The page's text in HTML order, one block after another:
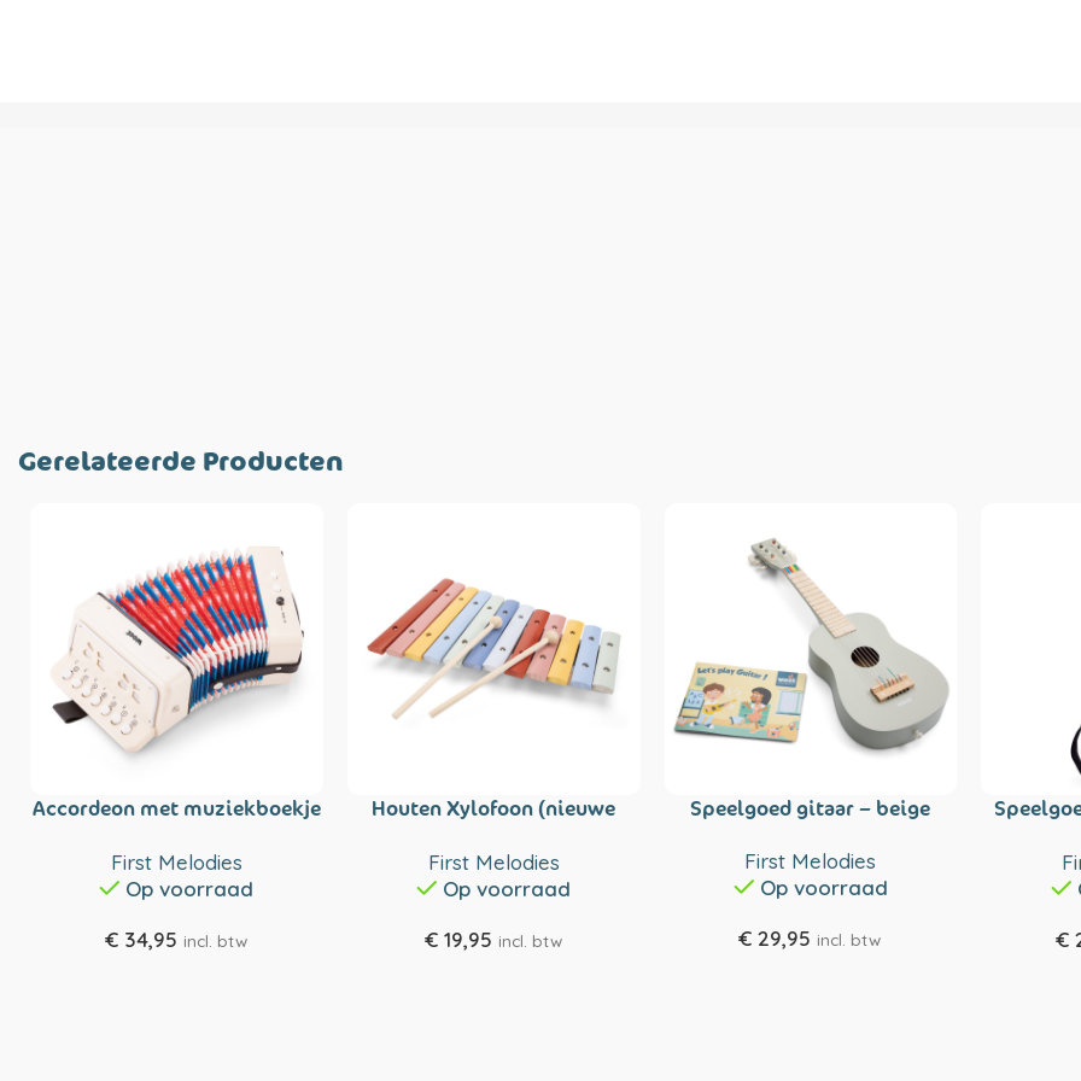
Gerelateerde Producten
Accordeon met muziekboekje
First Melodies
Op voorraad
€34,95 incl. btw
Houten Xylofoon (nieuwe
First Melodies
Op voorraad
€19,95 incl. btw
Speelgoed gitaar – beige
First Melodies
Op voorraad
€ 29,95 incl. btw
€